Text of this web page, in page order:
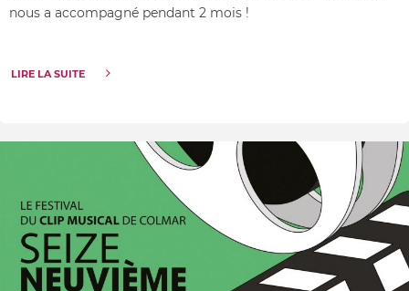
nous a accompagné pendant 2 mois !
LIRE LA SUITE